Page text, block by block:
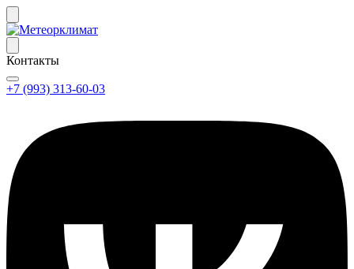
Контакты
+7 (993) 313-60-03